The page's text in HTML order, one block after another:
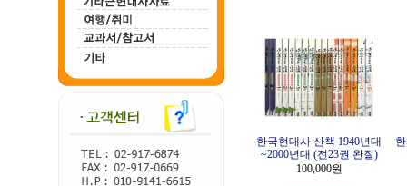
한국현대사 산책 1940년대
~2000년대 (전23권 완질)
100,000원